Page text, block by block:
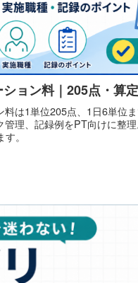
ョン料｜205点・算
は1単位205点、1日6単位
理、記録例をPT向けに整
。